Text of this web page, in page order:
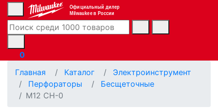
Официальный дилер
Milwaukee в России
0
Главная
Каталог
Электроинструмент
Перфораторы
Бесщеточные
M12 CH-0